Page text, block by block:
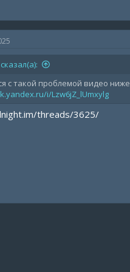
с такой проблемой видео ниже
i/Lzw6jZ_lUmxylg
threads/3625/